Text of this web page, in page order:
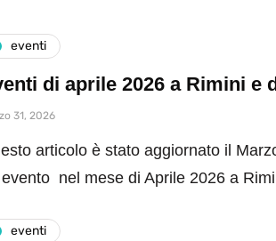
eventi
di aprile 2026 a Rimini e
31, 2026
articolo è stato aggiornato il
nel mese di Aprile 2026 a
eventi